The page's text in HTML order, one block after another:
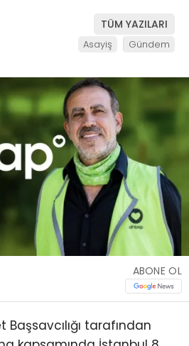
TÜM YAZILARI
Asayiş Gündem
ABONE OL
tarafından